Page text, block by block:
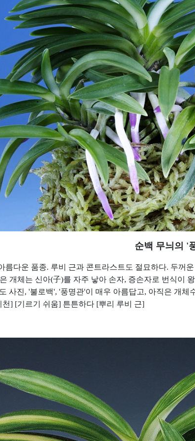
순백 무늬의 '
름다운 품종. 루비 근과 콘트라스트도 절묘하다. 두꺼
개체는 신아(子)를 자주 낳아 손자, 증손자로 번식이
사진, '불로백', '풍명관'이 매우 아름답고, 아직은 개체
] [기르기 쉬움] 튼튼하다 [뿌리 루비 근]